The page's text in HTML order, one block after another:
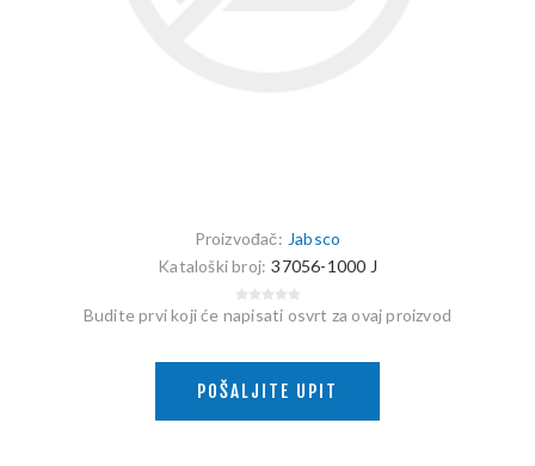
Proizvođač: Jabsco
Kataloški broj: 37056-1000 J
Budite prvi koji će napisati osvrt za ovaj proizvod
POŠALJITE UPIT